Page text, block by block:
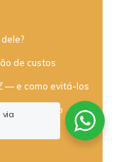
de custos
— e como evitá-los
Base Zero
em
via